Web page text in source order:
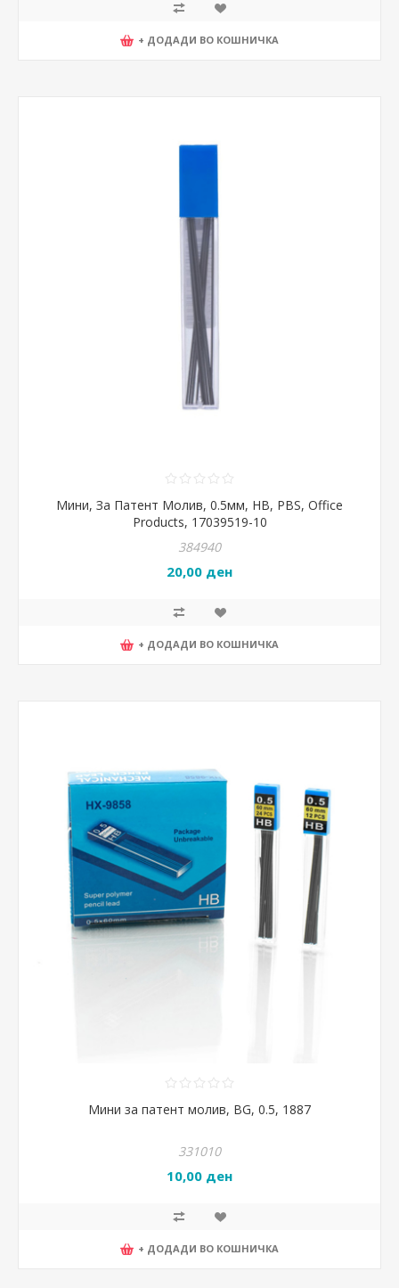
+ ДОДАДИ ВО КОШНИЧКА
Мини, За Патент Молив, 0.5мм, HB, PBS, Office
Products, 17039519-10
384940
20,00 ден
+ ДОДАДИ ВО КОШНИЧКА
Мини за патент молив, BG, 0.5, 1887
331010
10,00 ден
+ ДОДАДИ ВО КОШНИЧКА